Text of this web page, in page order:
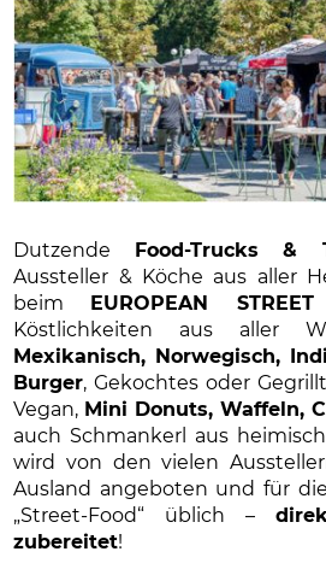
Dutzende Food-Trucks &
Aussteller & Köche aus aller
beim
EUROPEAN
Köstlichkeiten aus aller
Mexikanisch, Norwegisch,
Burger, Gekochtes oder
Vegan, Mini Donuts, Waffeln,
auch Schmankerl aus
wird von den vielen
Ausland angeboten und für
„Street-Food“ üblich –
zubereitet!